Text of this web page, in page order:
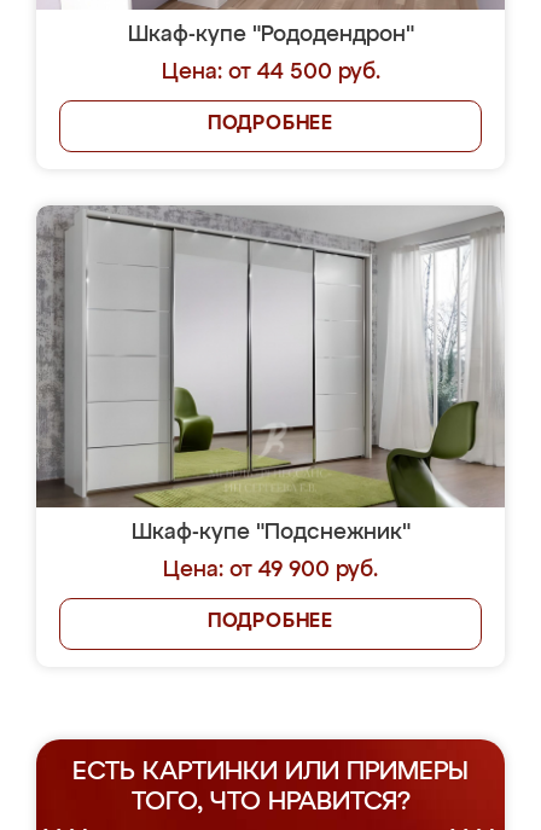
Шкаф-купе "Рододендрон"
Цена: от 44 500 руб.
ПОДРОБНЕЕ
Шкаф-купе "Подснежник"
Цена: от 49 900 руб.
ПОДРОБНЕЕ
ЕСТЬ КАРТИНКИ ИЛИ ПРИМЕРЫ
ТОГО, ЧТО НРАВИТСЯ?